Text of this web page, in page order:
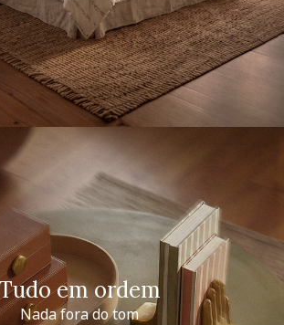
Tudo em ordem
Nada fora do tom